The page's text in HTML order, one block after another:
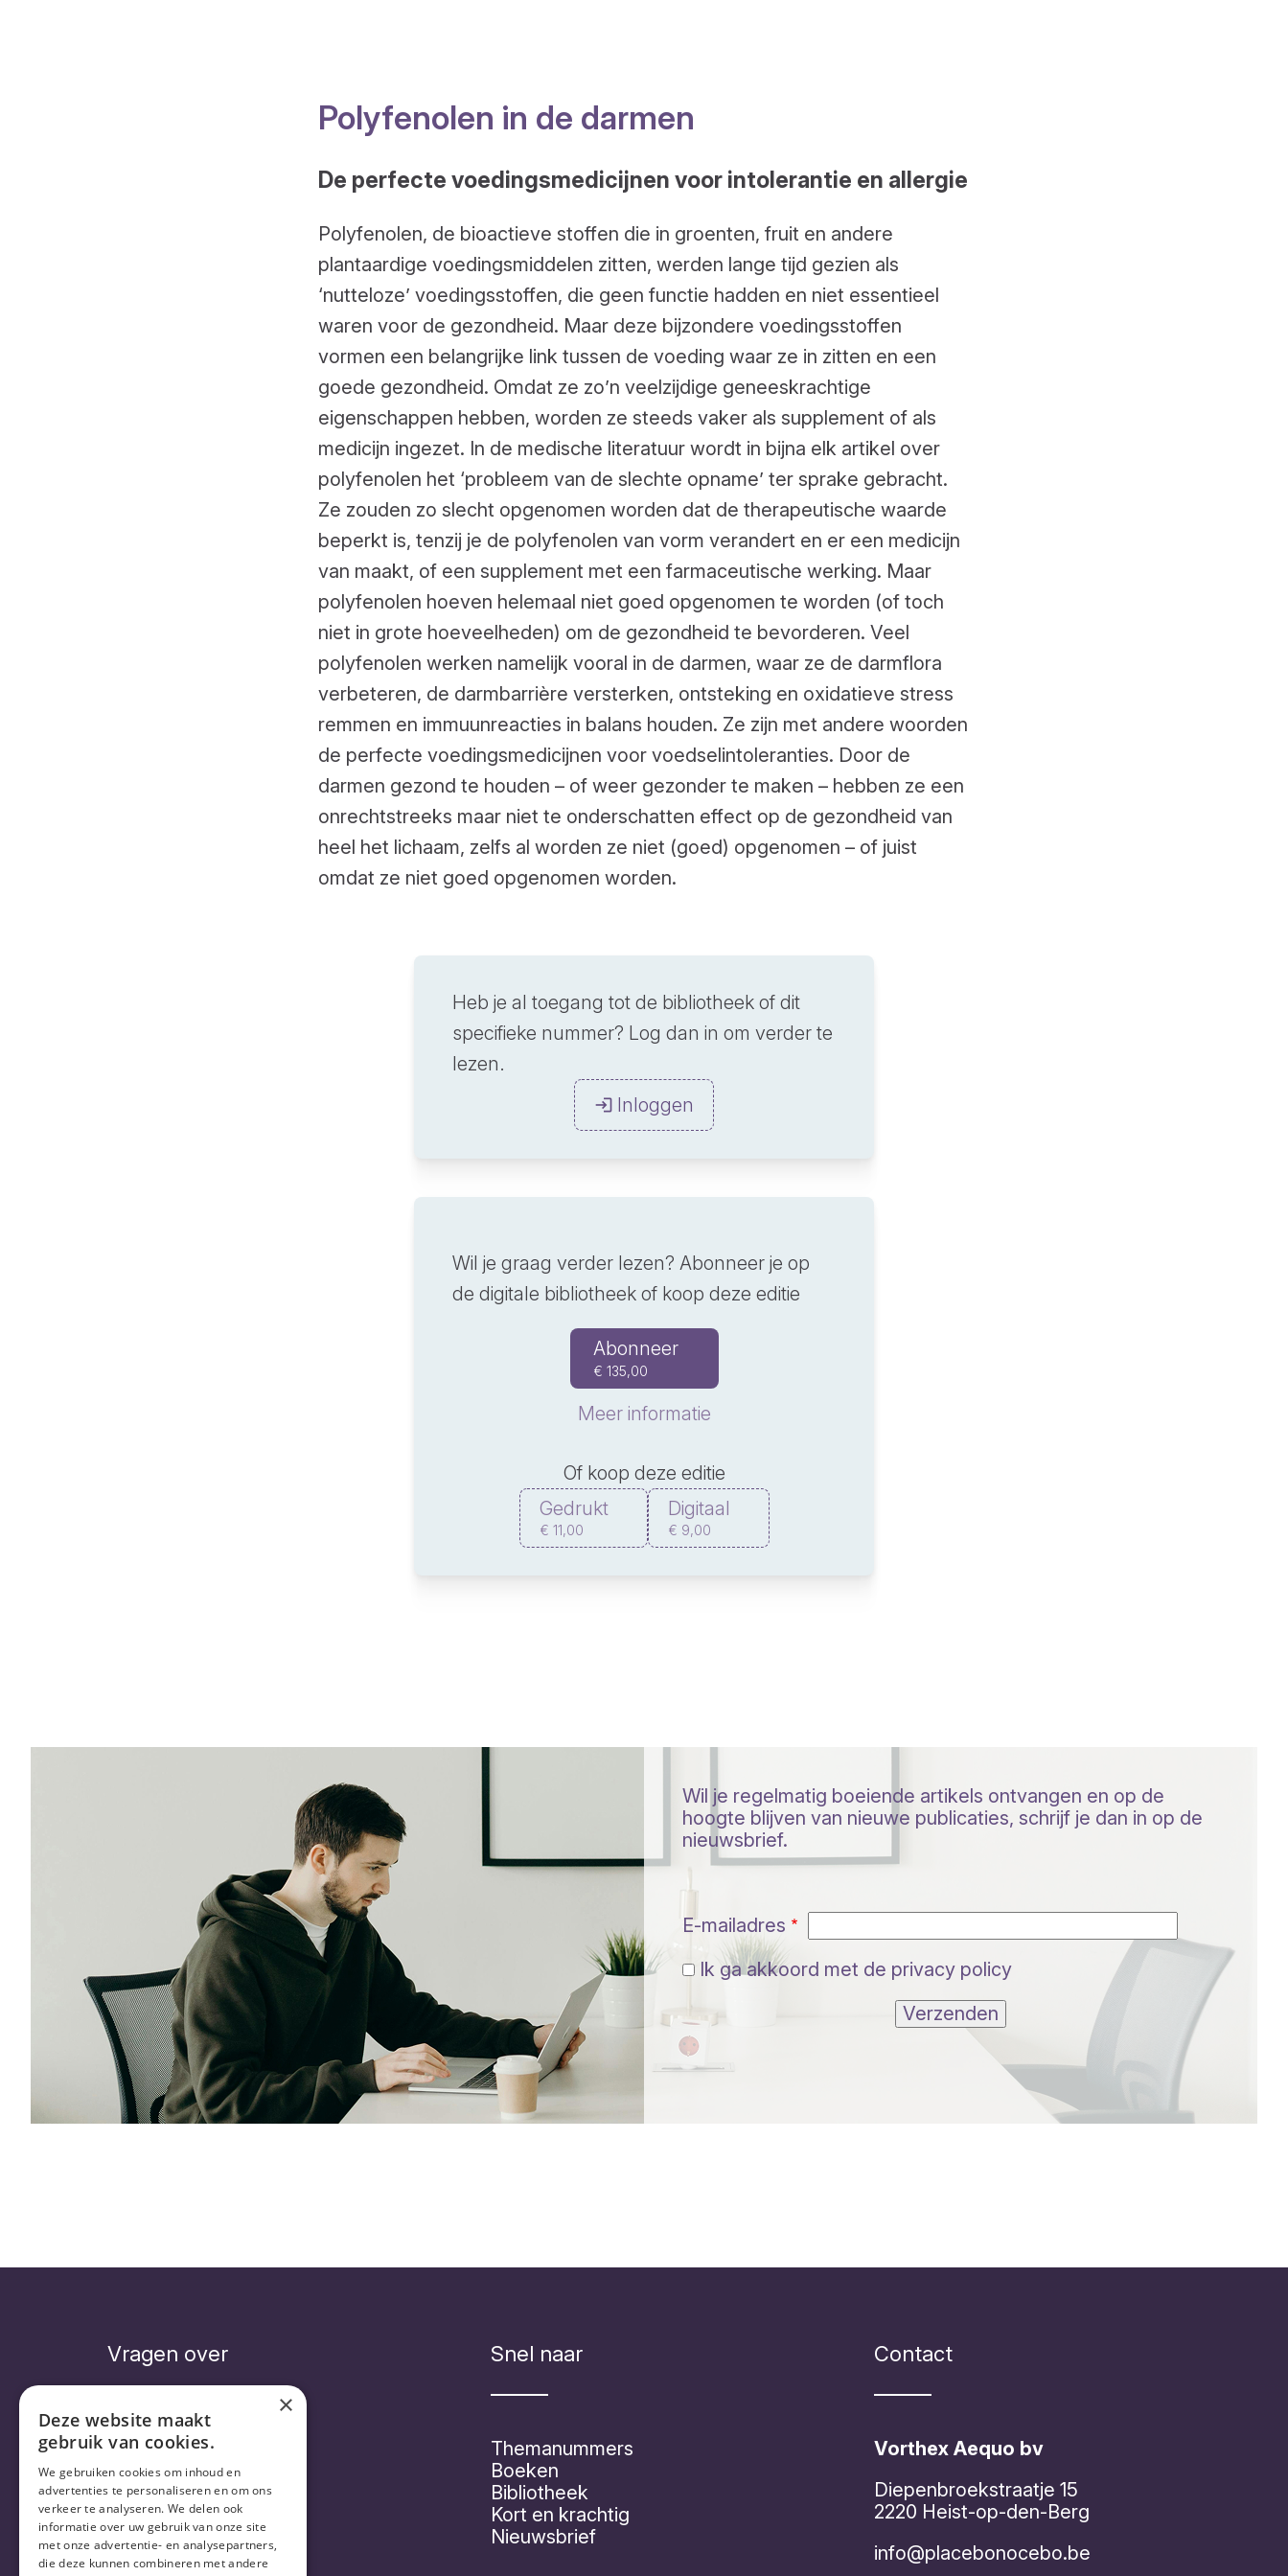
Polyfenolen in de darmen
De perfecte voedingsmedicijnen voor intolerantie en allergie
Polyfenolen, de bioactieve stoffen die in groenten, fruit en andere
plantaardige voedingsmiddelen zitten, werden lange tijd gezien als
‘nutteloze’ voedingsstoffen, die geen functie hadden en niet essentieel
waren voor de gezondheid. Maar deze bijzondere voedingsstoffen
vormen een belangrijke link tussen de voeding waar ze in zitten en een
goede gezondheid. Omdat ze zo’n veelzijdige geneeskrachtige
eigenschappen hebben, worden ze steeds vaker als supplement of als
medicijn ingezet. In de medische literatuur wordt in bijna elk artikel over
polyfenolen het ‘probleem van de slechte opname’ ter sprake gebracht.
Ze zouden zo slecht opgenomen worden dat de therapeutische waarde
beperkt is, tenzij je de polyfenolen van vorm verandert en er een medicijn
van maakt, of een supplement met een farmaceutische werking. Maar
polyfenolen hoeven helemaal niet goed opgenomen te worden (of toch
niet in grote hoeveelheden) om de gezondheid te bevorderen. Veel
polyfenolen werken namelijk vooral in de darmen, waar ze de darmflora
verbeteren, de darmbarrière versterken, ontsteking en oxidatieve stress
remmen en immuunreacties in balans houden. Ze zijn met andere woorden
de perfecte voedingsmedicijnen voor voedselintoleranties. Door de
darmen gezond te houden – of weer gezonder te maken – hebben ze een
onrechtstreeks maar niet te onderschatten effect op de gezondheid van
heel het lichaam, zelfs al worden ze niet (goed) opgenomen – of juist
omdat ze niet goed opgenomen worden.
Heb je al toegang tot de bibliotheek of dit
specifieke nummer? Log dan in om verder te
lezen.
Inloggen
Wil je graag verder lezen? Abonneer je op
de digitale bibliotheek of koop deze editie
Abonneer
€ 135,00
Meer informatie
Of koop deze editie
€ 11,00
Gedrukt
€ 9,00
Digitaal
Wil je regelmatig boeiende artikels ontvangen en op de
hoogte blijven van nieuwe publicaties, schrijf je dan in op de
nieuwsbrief.
E-mailadres
Ik ga akkoord met de privacy policy
Verzenden
Vragen over
Veelgestelde vragen
Abonnement
Levering
Snel naar
Themanummers
Boeken
Bibliotheek
Kort en krachtig
Nieuwsbrief
Contact
Vorthex Aequo bv
Diepenbroekstraatje 15
2220 Heist-op-den-Berg
info@placebonocebo.be
×
Deze website maakt
gebruik van cookies.
We gebruiken cookies om inhoud en
advertenties te personaliseren en om ons
verkeer te analyseren. We delen ook
informatie over uw gebruik van onze site
met onze advertentie- en analysepartners,
die deze kunnen combineren met andere